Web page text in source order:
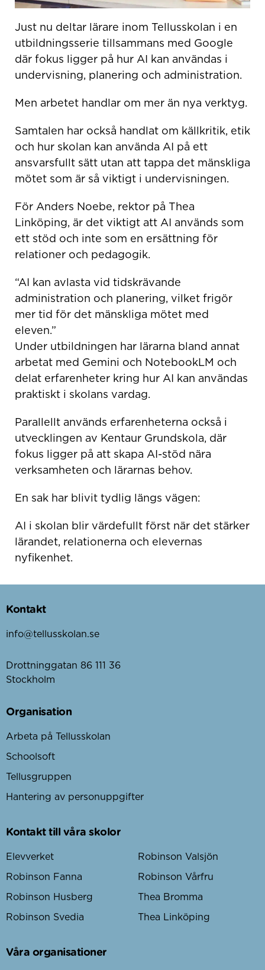
Just nu deltar lärare inom Tellusskolan i en
utbildningsserie tillsammans med Google
där fokus ligger på hur AI kan användas i
undervisning, planering och administration.
Men arbetet handlar om mer än nya verktyg.
Samtalen har också handlat om källkritik, etik
och hur skolan kan använda AI på ett
ansvarsfullt sätt utan att tappa det mänskliga
mötet som är så viktigt i undervisningen.
För Anders Noebe, rektor på Thea
Linköping, är det viktigt att AI används som
ett stöd och inte som en ersättning för
relationer och pedagogik.
“AI kan avlasta vid tidskrävande
administration och planering, vilket frigör
mer tid för det mänskliga mötet med
eleven.”
Under utbildningen har lärarna bland annat
arbetat med Gemini och NotebookLM och
delat erfarenheter kring hur AI kan användas
praktiskt i skolans vardag.
Parallellt används erfarenheterna också i
utvecklingen av Kentaur Grundskola, där
fokus ligger på att skapa AI-stöd nära
verksamheten och lärarnas behov.
En sak har blivit tydlig längs vägen:
AI i skolan blir värdefullt först när det stärker
lärandet, relationerna och elevernas
nyfikenhet.
Kontakt
info@tellusskolan.se
Drottninggatan 86 111 36
Stockholm
Organisation
Arbeta på Tellusskolan
Schoolsoft
Tellusgruppen
Hantering av personuppgifter
Kontakt till våra skolor
Elevverket
Robinson Fanna
Robinson Husberg
Robinson Svedia
Robinson Valsjön
Robinson Vårfru
Thea Bromma
Thea Linköping
Våra organisationer